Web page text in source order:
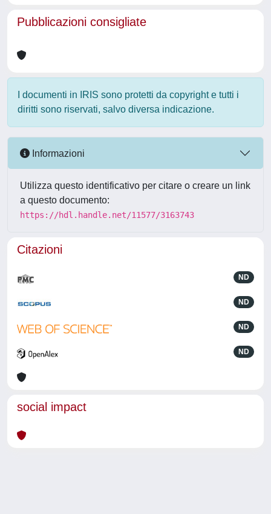
Pubblicazioni consigliate
I documenti in IRIS sono protetti da copyright e tutti i
diritti sono riservati, salvo diversa indicazione.
Informazioni
Utilizza questo identificativo per citare o creare un link
a questo documento:
https://hdl.handle.net/11577/3163743
Citazioni
ND
ND
ND
ND
social impact